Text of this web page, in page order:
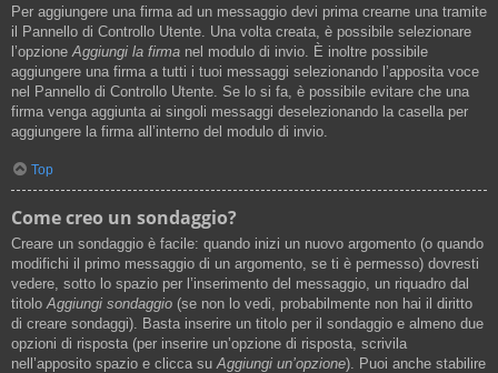
Per aggiungere una firma ad un messaggio devi prima crearne una tramite
il Pannello di Controllo Utente. Una volta creata, è possibile selezionare
l’opzioneAggiungi la firma nel modulo di invio. È inoltre possibile
aggiungere una firma a tutti i tuoi messaggi selezionando l’apposita voce
nel Pannello di Controllo Utente. Se lo si fa, è possibile evitare che una
firma venga aggiunta ai singoli messaggi deselezionando la casella per
aggiungere la firma all’interno del modulo di invio.
Top
Come creo un sondaggio?
Creare un sondaggio è facile: quando inizi un nuovo argomento (o quando
modifichi il primo messaggio di un argomento, se ti è permesso) dovresti
vedere, sotto lo spazio per l’inserimento del messaggio, un riquadro dal
titolo Aggiungi sondaggio (se non lo vedi, probabilmente non hai il diritto
di creare sondaggi). Basta inserire un titolo per il sondaggio e almeno due
opzioni di risposta (per inserire un’opzione di risposta, scrivila
nell’apposito spazio e clicca su Aggiungi un’opzione). Puoi anche stabilire